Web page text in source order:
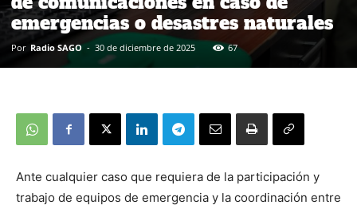
emergencias o desastres naturales
Por Radio SAGO - 30 de diciembre de 2025 67
Ante cualquier caso que requiera de la participación y
trabajo de equipos de emergencia y la coordinación entre